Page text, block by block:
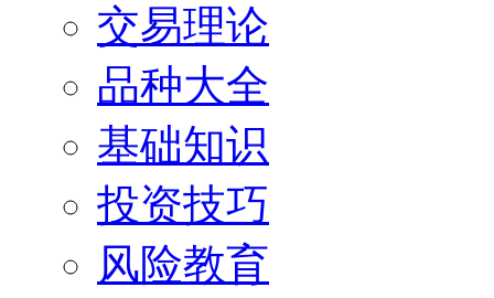
交易理论
品种大全
基础知识
投资技巧
风险教育